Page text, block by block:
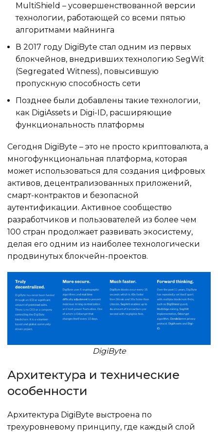
MultiShield – усовершенствованной версии
технологии, работающей со всеми пятью
алгоритмами майнинга
В 2017 году DigiByte стал одним из первых
блокчейнов, внедривших технологию SegWit
(Segregated Witness), повысившую
пропускную способность сети
Позднее были добавлены такие технологии,
как DigiAssets и Digi-ID, расширяющие
функциональность платформы
Сегодня DigiByte – это не просто криптовалюта, а
многофункциональная платформа, которая
может использоваться для создания цифровых
активов, децентрализованных приложений,
смарт-контрактов и безопасной
аутентификации. Активное сообщество
разработчиков и пользователей из более чем
100 стран продолжает развивать экосистему,
делая его одним из наиболее технологически
продвинутых блокчейн-проектов.
DigiByte
Архитектура и технические
особенности
Архитектура DigiByte выстроена по
трехуровневому принципу, где каждый слой